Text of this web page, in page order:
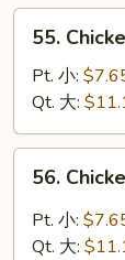
雪
Chicken
Cashew
Nuts
腰
55.
Pt. 小:
Qt. 大:
Chicken
Garlic
56.
Pt. 小:
Qt. 大: